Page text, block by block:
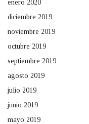
enero 2020
diciembre 2019
noviembre 2019
octubre 2019
septiembre 2019
agosto 2019
julio 2019
junio 2019
mayo 2019